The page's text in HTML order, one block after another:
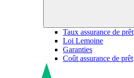
Taux assurance de prêt
Loi Lemoine
Garanties
Coût assurance de prêt